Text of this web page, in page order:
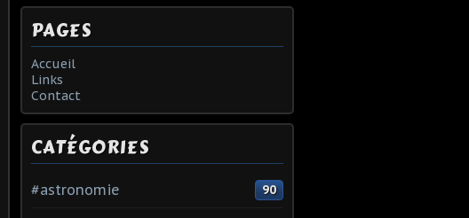
PAGES
Accueil
Links
Contact
CATÉGORIES
#astronomie 90